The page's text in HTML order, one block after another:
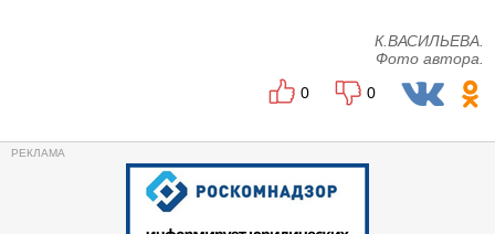
К.ВАСИЛЬЕВА.
Фото автора.
0
0